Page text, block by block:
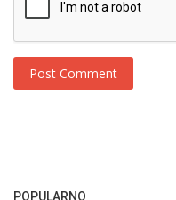
Post Comment
POPULARNO